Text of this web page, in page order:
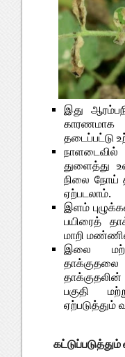
இது
தடைப்பட்டு
துளைத்து
நிலை நோய்
ஏற்படலாம்.
இளம்
பயிரைத்
மாறி மண்ணில்
இலை
தாக்குதலின்
பகுதி